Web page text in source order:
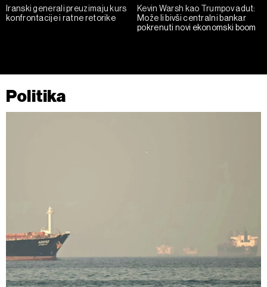
Zajednički voditelji obrade su HD-WIN ARENA SPORT
ažurirati klikom na „Prikaži detalje“. Privolu možete u bilo
Iranski generali preuzimaju kurs
konfrontacije i ratne retorike
Kevin Warsh kao Trumpov adut:
Može li bivši centralni bankar
pokrenuti novi ekonomski boom
Politika